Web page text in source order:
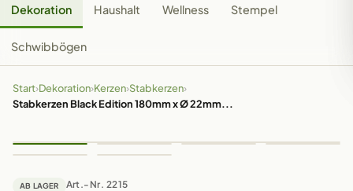
Dekoration Haushalt Wellness Stempel
Schwibbögen
Start›Dekoration›Kerzen›Stabkerzen›
Stabkerzen Black Edition 180mm x Ø 22mm...
AB LAGER Art.-Nr. 2215